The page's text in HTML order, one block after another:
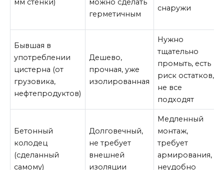
мм стенки)
можно сделать
герметичным
снаружи
Бывшая в
употреблении
цистерна (от
грузовика,
нефтепродуктов)
Дешево,
прочная, уже
изолированная
Нужно
тщательно
промыть, есть
риск остатков,
не все
подходят
Бетонный
колодец
(сделанный
самому)
Долговечный,
не требует
внешней
изоляции
Медленный
монтаж,
требует
армирования,
неудобно